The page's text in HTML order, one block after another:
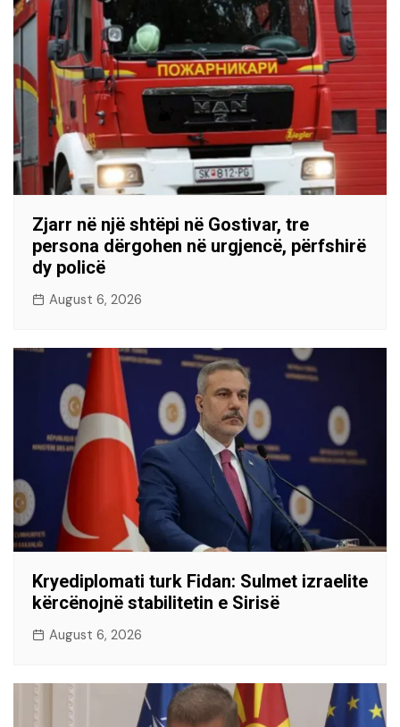
Zjarr në një shtëpi në Gostivar, tre
persona dërgohen në urgjencë, përfshirë
dy policë
August 6, 2026
Kryediplomati turk Fidan: Sulmet izraelite
kërcënojnë stabilitetin e Sirisë
August 6, 2026